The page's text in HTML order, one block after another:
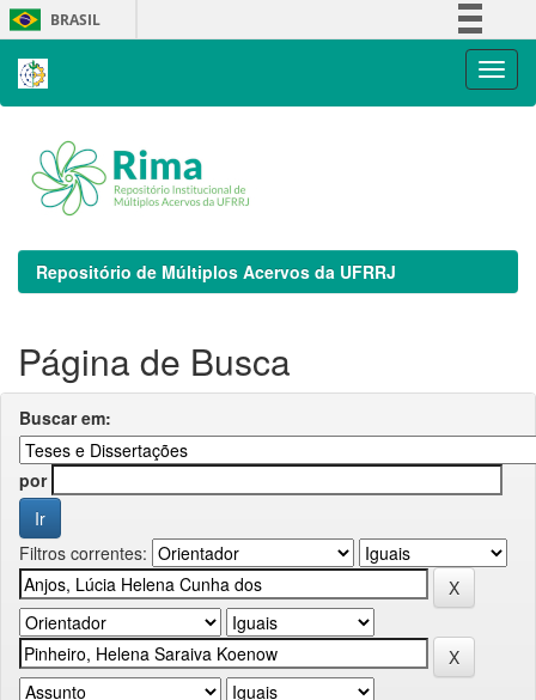
Skip
navigation
BRASIL
Repositório de Múltiplos Acervos da UFRRJ
Página de Busca
Buscar em:
por
Filtros correntes: